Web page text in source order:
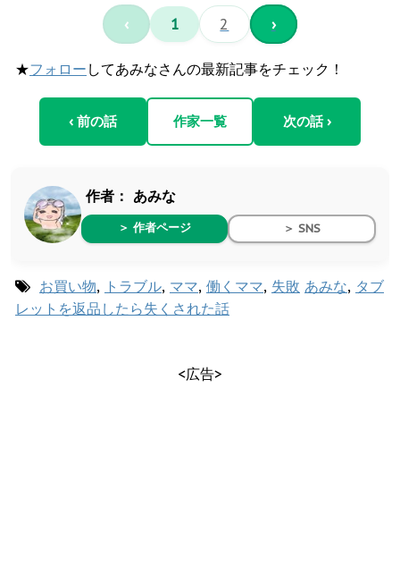
‹ 1 2 ›
★フォロー してあみなさんの最新記事をチェック！
‹ 前の話 作家一覧 次の話 ›
作者： あみな
＞ 作者ページ ＞ SNS
お買い物, トラブル, ママ, 働くママ, 失敗 あみな, タブ
レットを返品したら失くされた話
<広告>